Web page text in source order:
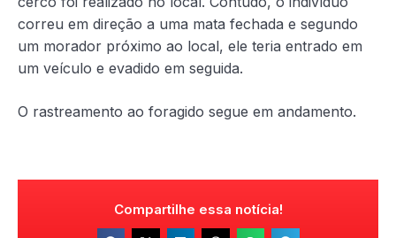
correu em direção a uma mata fechada e segundo
um morador próximo ao local, ele teria entrado em
um veículo e evadido em seguida.
O rastreamento ao foragido segue em andamento.
Compartilhe essa notícia!